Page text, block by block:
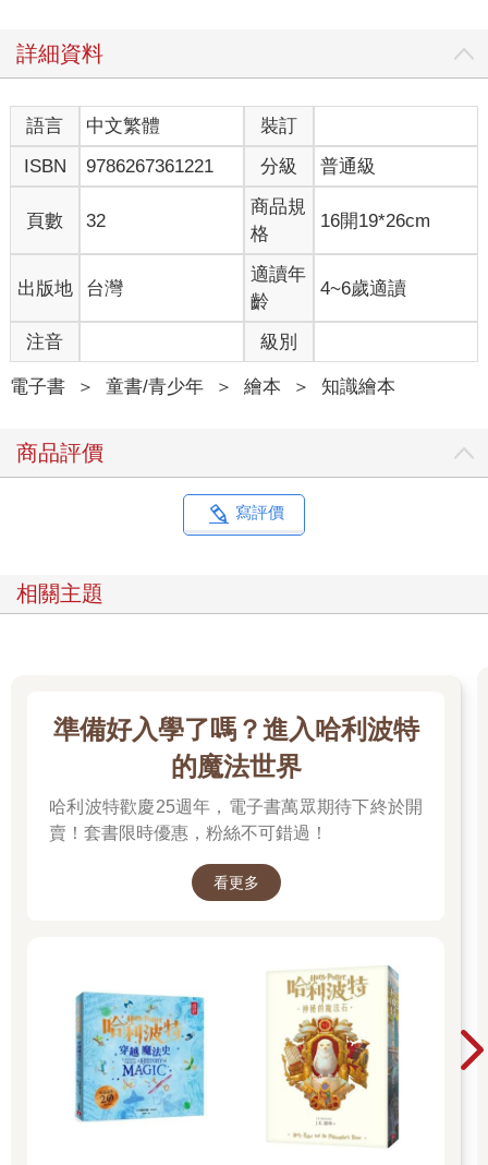
詳細資料
語言 中文繁體
裝訂
ISBN
9786267361221 分級 普通級
頁數 32
商品規
格
16開19*26cm
出版地 台灣
適讀年
齡
4~6歲適讀
注音 級別
電子書 ＞ 童書/青少年 ＞ 繪本 ＞ 知識繪本
商品評價
寫評價
相關主題
準備好入學了嗎？進入哈利波特
的魔法世界
哈利波特歡慶25週年，電子書萬眾期待下終於開
賣！套書限時優惠，粉絲不可錯過！
看更多